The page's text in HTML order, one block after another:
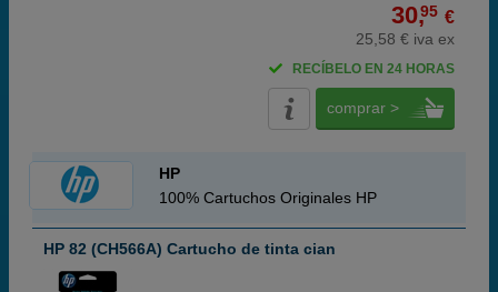
30,95 €
25,58 € iva ex
RECÍBELO EN 24 HORAS
comprar >
HP
100% Cartuchos Originales HP
HP 82 (CH566A) Cartucho de tinta cian